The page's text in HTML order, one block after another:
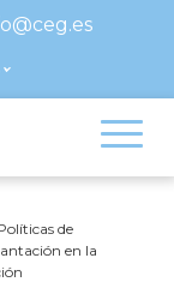
de
en la